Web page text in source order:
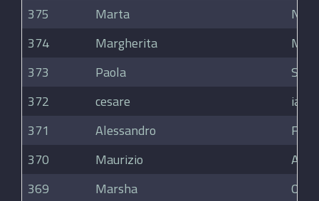
375
Marta
374
Margherita
373
Paola
372
cesare
371
Alessandro
370
Maurizio
369
Marsha